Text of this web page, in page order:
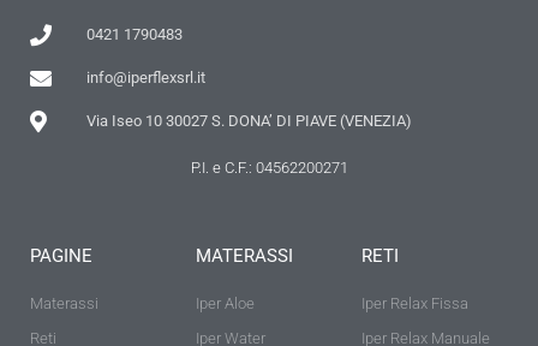
0421 1790483
info@iperflexsrl.it
Via Iseo 10 30027 S. DONA’ DI PIAVE (VENEZIA)
P.I. e C.F.: 04562200271
PAGINE
Materassi
Reti
MATERASSI
Iper Aloe
Iper Water
RETI
Iper Relax Fissa
Iper Relax Manuale